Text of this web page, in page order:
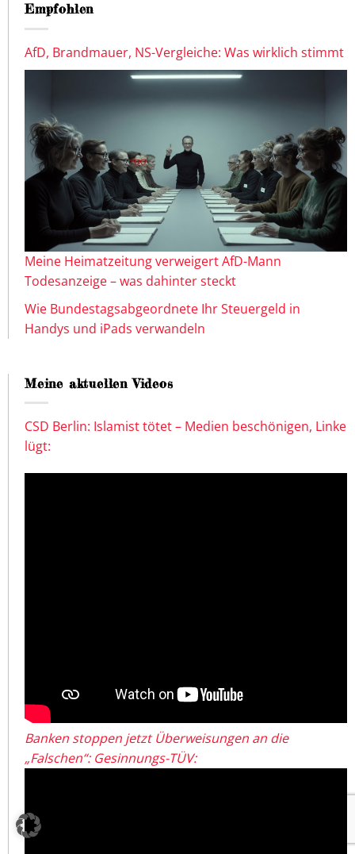
Empfohlen
AfD, Brandmauer, NS-Vergleiche: Was wirklich stimmt
Meine Heimatzeitung verweigert AfD-Mann
Todesanzeige – was dahinter steckt
Wie Bundestagsabgeordnete Ihr Steuergeld in
Handys und iPads verwandeln
Meine aktuellen Videos
CSD Berlin: Islamist tötet – Medien beschönigen, Linke
lügt:
Banken stoppen jetzt Überweisungen an die
„Falschen“: Gesinnungs-TÜV: